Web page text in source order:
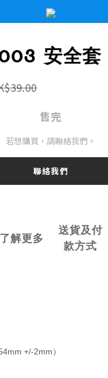
安全套
售完
若想購買，請聯絡我們。
聯絡我們
了解更多
送貨及付
款方式
+/-2mm）